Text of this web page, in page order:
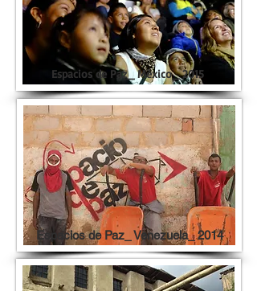
Espacios de Paz_ Mèxico_ 2015
Espacios de Paz_ Venezuela_ 2014